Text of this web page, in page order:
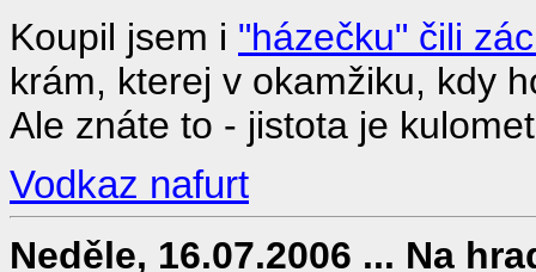
Koupil jsem i "házečku" čili
krám, kterej v okamžiku, kdy
Ale znáte to - jistota je
Vodkaz nafurt
Neděle, 16.07.2006 ... Na